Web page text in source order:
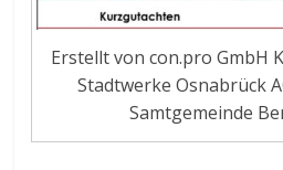
Erstellt von con.pro GmbH
Stadtwerke Osnabrück
Samtgemeinde